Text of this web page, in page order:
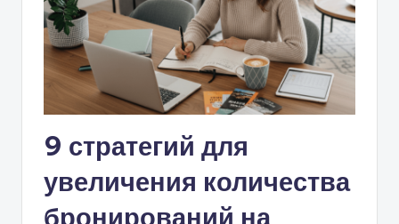
9 стратегий для
увеличения количества
бронирований на